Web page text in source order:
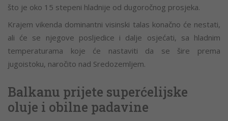
što je oko 15 stepeni hladnije od dugoročnog prosjeka.
Krajem vikenda dominantni visinski talas konačno će nestati,
ali će se njegove posljedice i dalje osjećati, sa hladnim
temperaturama koje će nastaviti da se šire prema
jugoistoku, naročito nad Sredozemljem.
Balkanu prijete superćelijske
oluje i obilne padavine